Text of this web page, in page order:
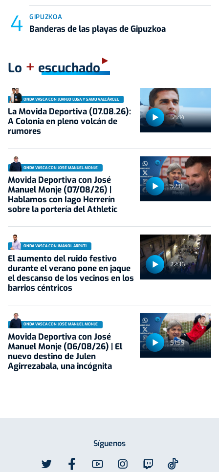
GIPUZKOA
Banderas de las playas de Gipuzkoa
Lo + escuchado
55:14
ONDA VASCA CON JUANJO LUSA Y SAMU VALCÁRCEL
La Movida Deportiva (07.08.26):
A Colonia en pleno volcán de
rumores
52:11
ONDA VASCA CON JOSÉ MANUEL MONJE
Movida Deportiva con José
Manuel Monje (07/08/26) |
Hablamos con Iago Herrerín
sobre la portería del Athletic
22:36
ONDA VASCA CON IMANOL ARRUTI
El aumento del ruido festivo
durante el verano pone en jaque
el descanso de los vecinos en los
barrios céntricos
51:59
ONDA VASCA CON JOSÉ MANUEL MONJE
Movida Deportiva con José
Manuel Monje (06/08/26) | El
nuevo destino de Julen
Agirrezabala, una incógnita
Síguenos